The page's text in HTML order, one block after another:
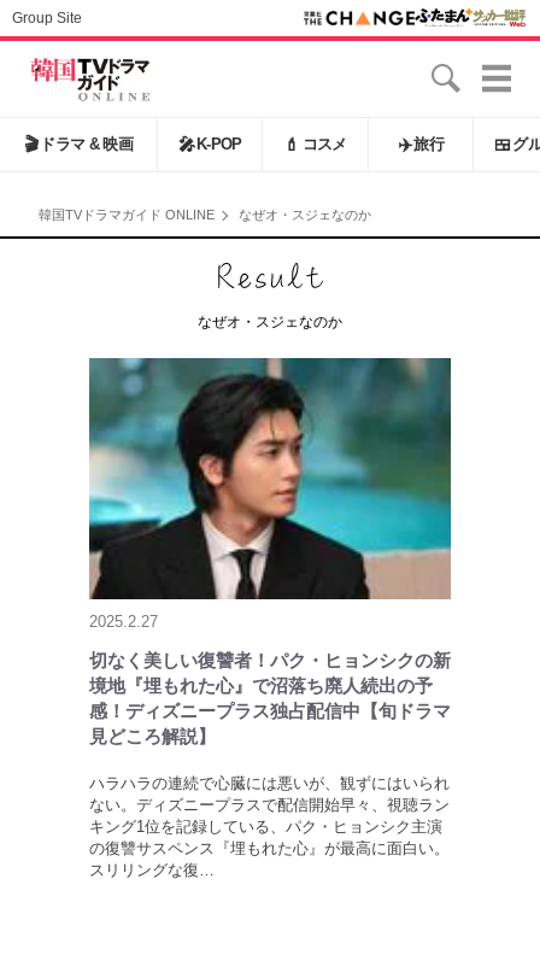
Group Site
🎬 ドラマ & 映画 🎤 K-POP 💄 コスメ ✈️旅行 🍱 グ
韓国TVドラマガイド ONLINE なぜオ・スジェなのか
なぜオ・スジェなのか
2025.2.27
切なく美しい復讐者！パク・ヒョンシクの新
境地『埋もれた心』で沼落ち廃人続出の予
感！ディズニープラス独占配信中【旬ドラマ
見どころ解説】
ハラハラの連続で心臓には悪いが、観ずにはいられ
ない。ディズニープラスで配信開始早々、視聴ラン
キング1位を記録している、パク・ヒョンシク主演
の復讐サスペンス『埋もれた心』が最高に面白い。
スリリングな復…